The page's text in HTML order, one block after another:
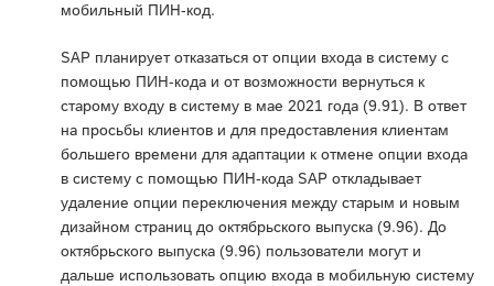
мобильный ПИН-код.
SAP планирует отказаться от опции входа в систему с
помощью ПИН-кода и от возможности вернуться к
старому входу в систему в мае 2021 года (9.91). В ответ
на просьбы клиентов и для предоставления клиентам
большего времени для адаптации к отмене опции входа
в систему с помощью ПИН-кода SAP откладывает
удаление опции переключения между старым и новым
дизайном страниц до октябрьского выпуска (9.96). До
октябрьского выпуска (9.96) пользователи могут и
дальше использовать опцию входа в мобильную систему